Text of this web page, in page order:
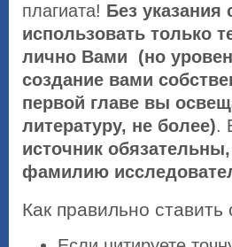
плагиата! Без
использовать только
лично Вами (но
создание вами
первой главе вы
литературу, не более).
источник
фамилию
Как правильно